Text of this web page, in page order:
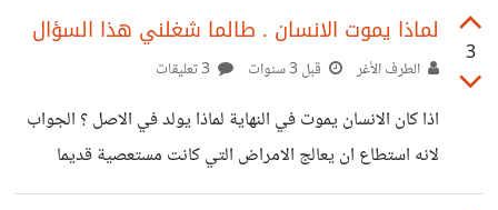
3
لماذا يموت الانسان . طالما شغلني هذا السؤال
الطرف الأغر قبل 3 سنوات
اذا كان الانسان يموت في النهاية لماذا يولد في الاصل ؟ الجواب
لانه استطاع ان يعالج الامراض التي كانت مستعصية قديما
واستطاع تشريح جسد الانسان واجراء عمليات جراحية معقدة